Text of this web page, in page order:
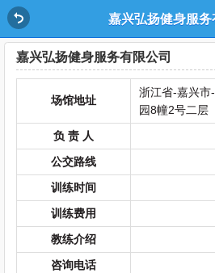
嘉兴弘扬健身服务有限公司
场馆地址
浙江省-嘉兴市
园8幢2号二层
负 责 人
公交路线
训练时间
训练费用
教练介绍
咨询电话